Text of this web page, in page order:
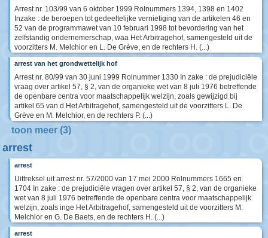
Arrest nr. 103/99 van 6 oktober 1999 Rolnummers 1394, 1398 en 1402
Inzake : de beroepen tot gedeeltelijke vernietiging van de artikelen 46 en
52 van de programmawet van 10 februari 1998 tot bevordering van het
zelfstandig ondernemerschap, waa Het Arbitragehof, samengesteld uit de
voorzitters M. Melchior en L. De Grève, en de rechters H. (...)
arrest van het grondwettelijk hof
Arrest nr. 80/99 van 30 juni 1999 Rolnummer 1330 In zake : de prejudiciële
vraag over artikel 57, § 2, van de organieke wet van 8 juli 1976 betreffende
de openbare centra voor maatschappelijk welzijn, zoals gewijzigd bij
artikel 65 van d Het Arbitragehof, samengesteld uit de voorzitters L. De
Grève en M. Melchior, en de rechters P. (...)
toon meer (3)
arrest
arrest
Uittreksel uit arrest nr. 57/2000 van 17 mei 2000 Rolnummers 1665 en
1704 In zake : de prejudiciële vragen over artikel 57, § 2, van de organieke
wet van 8 juli 1976 betreffende de openbare centra voor maatschappelijk
welzijn, zoals inge Het Arbitragehof, samengesteld uit de voorzitters M.
Melchior en G. De Baets, en de rechters H. (...)
arrest